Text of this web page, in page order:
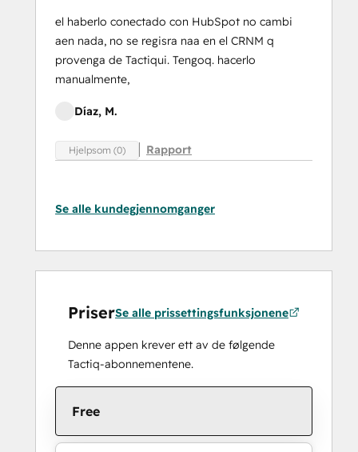
el haberlo conectado con HubSpot no cambi
aen nada, no se regisra naa en el CRNM q
provenga de Tactiqui. Tengoq. hacerlo
manualmente,
Díaz, M.
Hjelpsom (0) Rapport
Se alle kundegjennomganger
PriserSe alle prissettingsfunksjonene
Denne appen krever ett av de følgende
Tactiq-abonnementene.
Free